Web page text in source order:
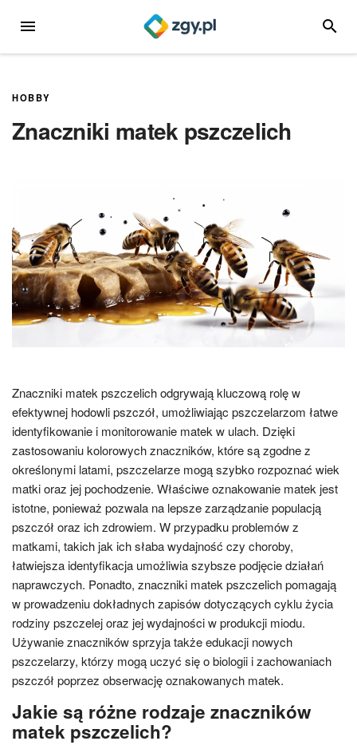
MENU
HOBBY
Znaczniki matek pszczelich
Znaczniki matek pszczelich odgrywają kluczową rolę w
efektywnej hodowli pszczół, umożliwiając pszczelarzom łatwe
identyfikowanie i monitorowanie matek w ulach. Dzięki
zastosowaniu kolorowych znaczników, które są zgodne z
określonymi latami, pszczelarze mogą szybko rozpoznać wiek
matki oraz jej pochodzenie. Właściwe oznakowanie matek jest
istotne, ponieważ pozwala na lepsze zarządzanie populacją
pszczół oraz ich zdrowiem. W przypadku problemów z
matkami, takich jak ich słaba wydajność czy choroby,
łatwiejsza identyfikacja umożliwia szybsze podjęcie działań
naprawczych. Ponadto, znaczniki matek pszczelich pomagają
w prowadzeniu dokładnych zapisów dotyczących cyklu życia
rodziny pszczelej oraz jej wydajności w produkcji miodu.
Używanie znaczników sprzyja także edukacji nowych
pszczelarzy, którzy mogą uczyć się o biologii i zachowaniach
pszczół poprzez obserwację oznakowanych matek.
Jakie są różne rodzaje znaczników
matek pszczelich?